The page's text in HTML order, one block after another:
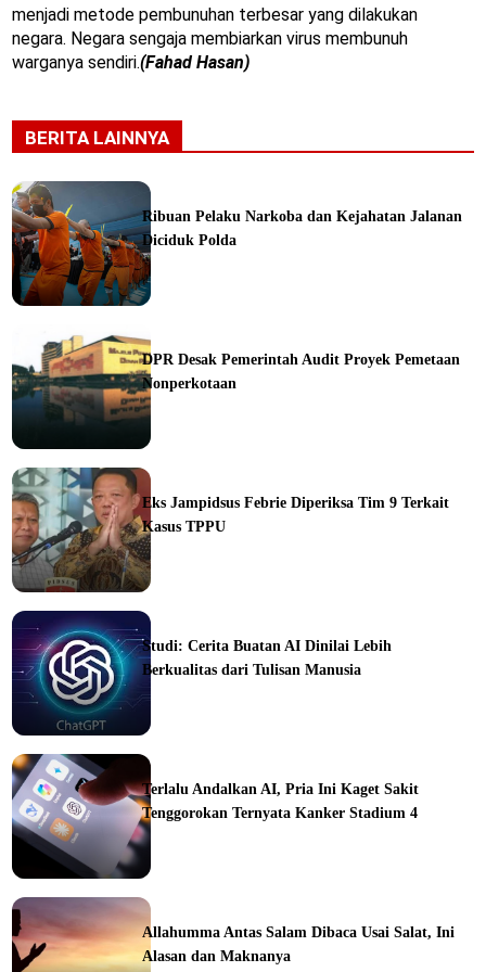
menjadi metode pembunuhan terbesar yang dilakukan
negara. Negara sengaja membiarkan virus membunuh
warganya sendiri.(Fahad Hasan)
BERITA LAINNYA
Ribuan Pelaku Narkoba dan Kejahatan Jalanan
Diciduk Polda
DPR Desak Pemerintah Audit Proyek Pemetaan
Nonperkotaan
Eks Jampidsus Febrie Diperiksa Tim 9 Terkait
Kasus TPPU
Studi: Cerita Buatan AI Dinilai Lebih
Berkualitas dari Tulisan Manusia
Terlalu Andalkan AI, Pria Ini Kaget Sakit
Tenggorokan Ternyata Kanker Stadium 4
Allahumma Antas Salam Dibaca Usai Salat, Ini
Alasan dan Maknanya